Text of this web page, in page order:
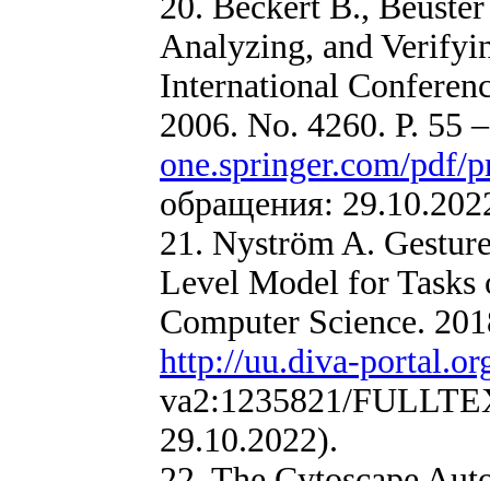
Analyzing, and
International
2006. No. 4260. P. 55
one.springer.com/pdf/
обращения:
21. Nyström A.
Level Model for Tasks
Computer Science.
http://uu.diva-
va2:1235821/
29.10.2022).